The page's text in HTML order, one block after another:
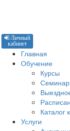
Личный
кабинет
Главная
Обучение
Курсы
Каталог
Услуги